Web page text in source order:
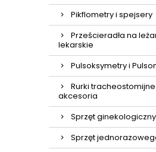
Pikflometry i spejsery
Prześcieradła na
lekarskie
Pulsoksymetry i
Rurki tracheostomijne
akcesoria
Sprzęt ginekologiczny
Sprzęt